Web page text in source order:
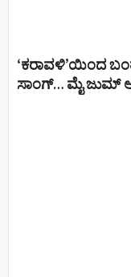
‘ಕರಾವಳಿ’ಯಿಂದ
ಸಾಂಗ್… ಮೈ ಜುಮ್